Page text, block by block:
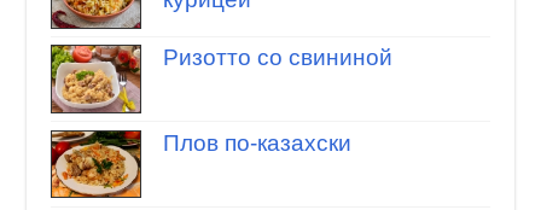
Ризотто со свининой
Плов по-казахски